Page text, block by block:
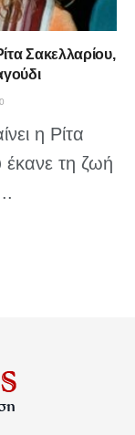
Σακελλαρίου,
η Ρίτα
έκανε τη ζωή